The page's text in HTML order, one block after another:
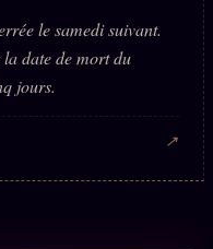
le samedi suivant.
date de mort du
jours.
↗